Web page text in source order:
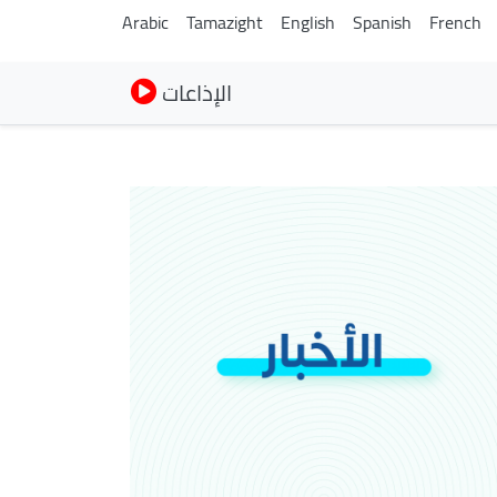
Arabic Tamazight English Spanish French
الإذاعات